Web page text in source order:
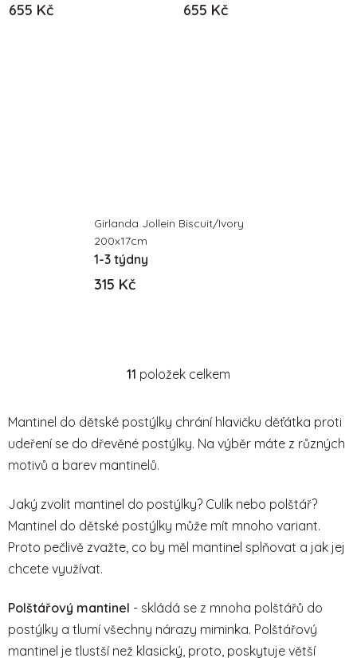
655 Kč 655 Kč
Girlanda Jollein Biscuit/Ivory
200x17cm
1-3 týdny
315 Kč
O
l
á
d
í
p
r
v
v
ý
p
11 položek celkem
Mantinel do dětské postýlky chrání hlavičku děťátka proti
udeření se do dřevěné postýlky. Na výběr máte z různých
motivů a barev mantinelů.
Jaký zvolit mantinel do postýlky? Culík nebo polštář?
Mantinel do dětské postýlky může mít mnoho variant.
Proto pečlivě zvažte, co by měl mantinel splňovat a jak jej
chcete využívat.
Polštářový mantinel - skládá se z mnoha polštářů do
postýlky a tlumí všechny nárazy miminka. Polštářový
mantinel je tlustší než klasický, proto, poskytuje větší